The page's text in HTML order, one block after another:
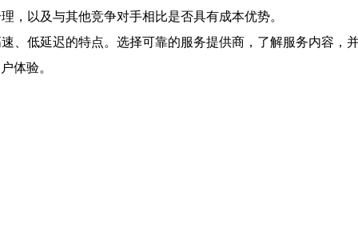
，以及与其他竞争对手相比是否具有成本优势。
、低延迟的特点。选择可靠的服务提供商，了解服务内容，
体验。